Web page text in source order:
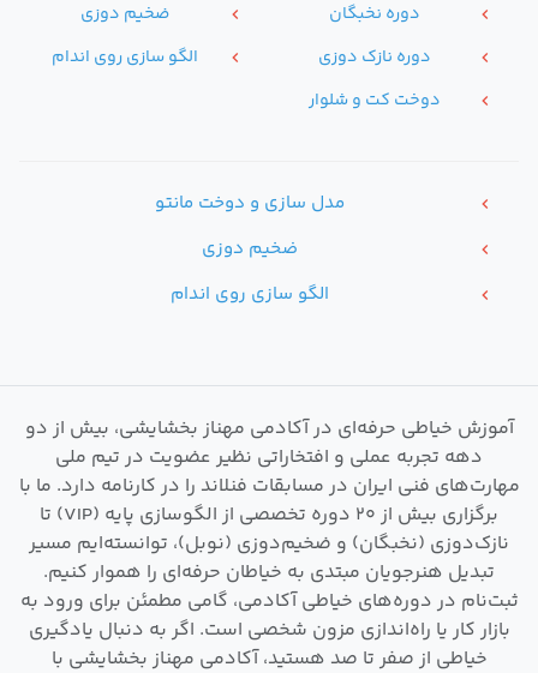
chevron_left دوره نخبگان
chevron_left دوره نازک دوزی
chevron_left دوخت کت و شلوار
chevron_left ضخیم دوزی
chevron_left الگو سازی روی اندام
chevron_left مدل سازی و دوخت مانتو
chevron_left ضخیم دوزی
chevron_left الگو سازی روی اندام
آموزش خیاطی حرفه‌ای در آکادمی مهناز بخشایشی، بیش از دو
دهه تجربه عملی و افتخاراتی نظیر عضویت در تیم ملی
مهارت‌های فنی ایران در مسابقات فنلاند را در کارنامه دارد. ما با
برگزاری بیش از ۲۰ دوره تخصصی از الگوسازی پایه (VIP) تا
نازک‌دوزی (نخبگان) و ضخیم‌دوزی (نوبل)، توانسته‌ایم مسیر
تبدیل هنرجویان مبتدی به خیاطان حرفه‌ای را هموار کنیم.
ثبت‌نام در دوره‌های خیاطی آکادمی، گامی مطمئن برای ورود به
بازار کار یا راه‌اندازی مزون شخصی است. اگر به دنبال یادگیری
خیاطی از صفر تا صد هستید، آکادمی مهناز بخشایشی با